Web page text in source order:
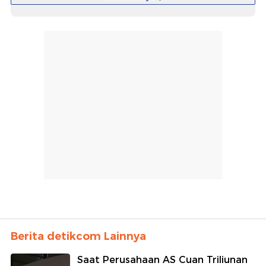
Berita detikcom Lainnya
Saat Perusahaan AS Cuan Triliunan